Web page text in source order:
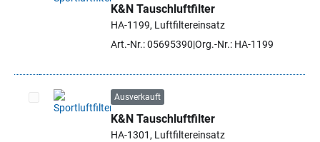
Artikel auswählen
K&N Tauschluftfilter
HA-1199, Luftfiltereinsatz
Art.-Nr.: 05695390 Org.-Nr.: HA-1199
Artikel auswählen
Ausverkauft
K&N Tauschluftfilter
HA-1301, Luftfiltereinsatz